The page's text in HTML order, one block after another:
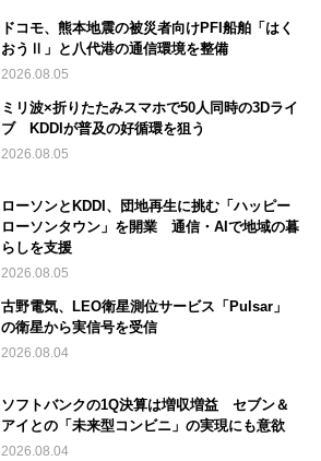
ドコモ、熊本地震の被災者向けPFI船舶「はく
おうⅡ」と八代港の通信環境を整備
2026.08.05
ミリ波×折りたたみスマホで50人同時の3Dライ
ブ KDDIが普及の好循環を狙う
2026.08.05
ローソンとKDDI、団地再生に挑む「ハッピー
ローソンタウン」を開業 通信・AIで地域の暮
らしを支援
2026.08.05
古野電気、LEO衛星測位サービス「Pulsar」
の衛星から実信号を受信
2026.08.04
ソフトバンクの1Q決算は増収増益 セブン＆
アイとの「未来型コンビニ」の実現にも意欲
2026.08.04